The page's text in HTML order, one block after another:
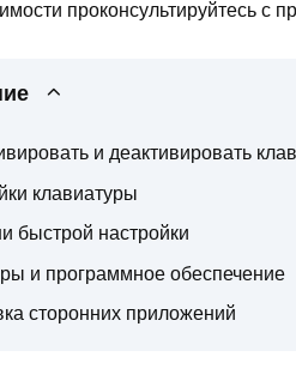
проконсультируйтесь с
и деактивировать
клавиатуры
быстрой настройки
и программное обеспечение
сторонних приложений